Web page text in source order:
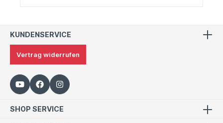
KUNDENSERVICE
Vertrag widerrufen
SHOP SERVICE